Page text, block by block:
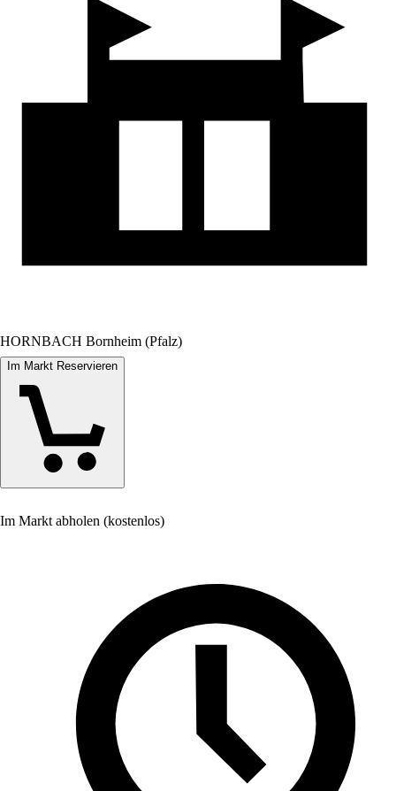
HORNBACH Bornheim (Pfalz)
Im Markt Reservieren
Im Markt abholen (kostenlos)